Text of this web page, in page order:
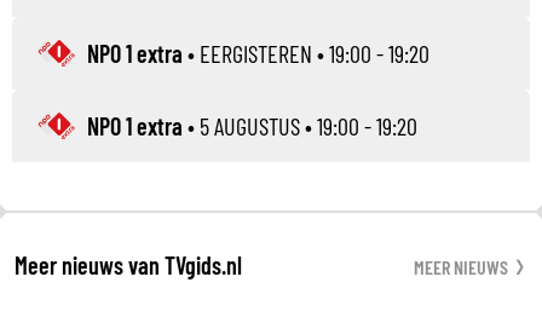
NPO 1 extra • EERGISTEREN • 19:00 - 19:20
NPO 1 extra • 5 AUGUSTUS• 19:00 - 19:20
Meer nieuws van TVgids.nl MEER NIEUWS